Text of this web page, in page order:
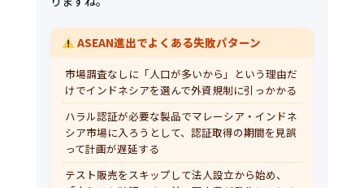
ASEAN進出でよくある失敗パターン
市場調査なしに「人口が多いから」という理由だ
けでインドネシアを選んで外資規制に引っかかる
ハラル認証が必要な製品でマレーシア・インドネ
シア市場に入ろうとして、認証取得の期間を見誤
って計画が遅延する
テスト販売をスキップして法人設立から始め、